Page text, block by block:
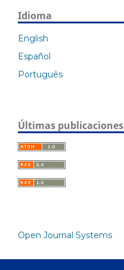
Idioma
English
Español
Português
Últimas publicaciones
Open Journal Systems